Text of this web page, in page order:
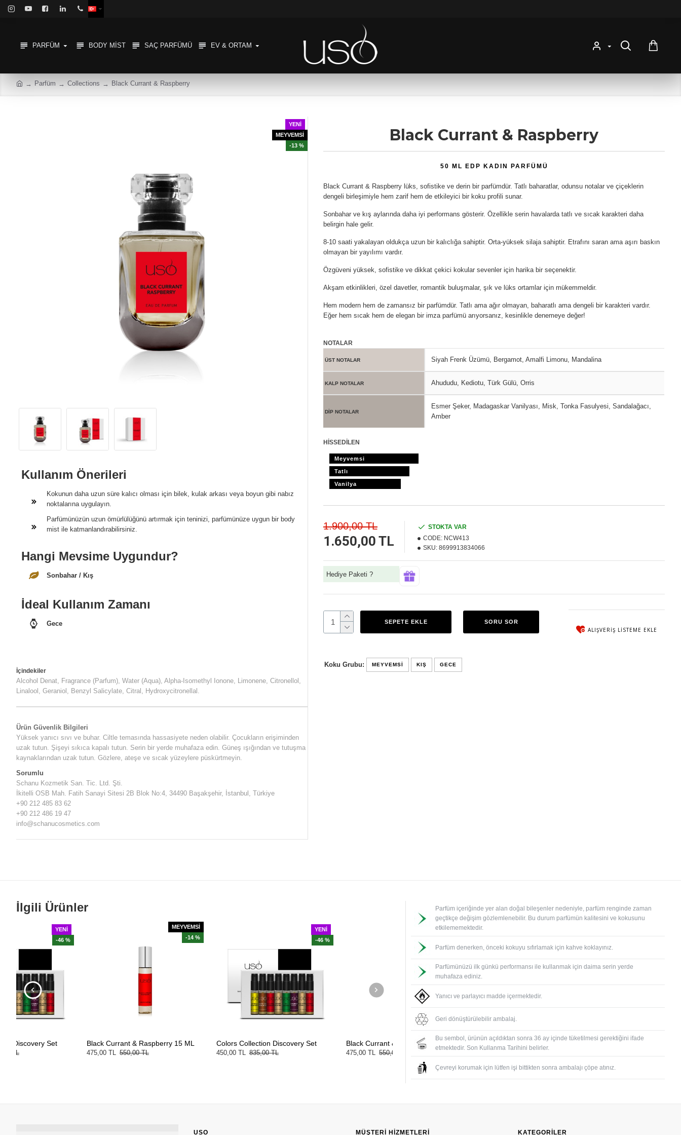
PARFÜM BODY MIST SAÇ PARFÜMÜ EV & ORTAM
Parfüm Collections Black Currant & Raspberry
YENI
MEYVEMSİ
-13 %
Kullanım Önerileri
Kokunun daha uzun süre kalıcı olması için bilek, kulak arkası veya boyun gibi nabız
noktalarına uygulayın.
Parfümünüzün uzun ömürlülüğünü artırmak için teninizi, parfümünüze uygun bir body
mist ile katmanlandırabilirsiniz.
Ürün Güvenlik Bilgileri
Yüksek yanıcı sıvı ve buhar. Ciltle temasında hassasiyete neden olabilir. Çocukların erişiminden
uzak tutun. Şişeyi sıkıca kapalı tutun. Serin bir yerde muhafaza edin. Güneş ışığından ve tutuşma
kaynaklarından uzak tutun. Gözlere, ateşe ve sıcak yüzeylere püskürtmeyin.
Sorumlu
Schanu Kozmetik San. Tic. Ltd. Şti.
İkitelli OSB Mah. Fatih Sanayi Sitesi 2B Blok No:4, 34490 Başakşehir, İstanbul, Türkiye
+90 212 485 83 62
+90 212 486 19 47
info@schanucosmetics.com
Hangi Mevsime Uygundur?
Sonbahar / Kış
İdeal Kullanım Zamanı
Gece
İçindekiler
Alcohol Denat, Fragrance (Parfum), Water (Aqua), Alpha-Isomethyl Ionone, Limonene, Citronellol,
Linalool, Geraniol, Benzyl Salicylate, Citral, Hydroxycitronellal.
Black Currant & Raspberry
Black Currant & Raspberry lüks, sofistike ve derin bir parfümdür. Tatlı baharatlar, odunsu notalar ve çiçeklerin
dengeli birleşimiyle hem zarif hem de etkileyici bir koku profili sunar.
Sonbahar ve kış aylarında daha iyi performans gösterir. Özellikle serin havalarda tatlı ve sıcak karakteri daha
belirgin hale gelir.
8-10 saati yakalayan oldukça uzun bir kalıclığa sahiptir. Orta-yüksek silaja sahiptir. Etrafını saran ama aşırı baskın
olmayan bir yayılımı vardır.
Özgüveni yüksek, sofistike ve dikkat çekici kokular sevenler için harika bir seçenektir.
Akşam etkinlikleri, özel davetler, romantik buluşmalar, şık ve lüks ortamlar için mükemmeldir.
Hem modern hem de zamansız bir parfümdür. Tatlı ama ağır olmayan, baharatlı ama dengeli bir karakteri vardır.
Eğer hem sıcak hem de elegan bir imza parfümü arıyorsanız, kesinlikle denemeye değer!
NOTALAR
ÜST NOTALAR Siyah Frenk Üzümü, Bergamot, Amalfi Limonu, Mandalina
KALP NOTALAR Ahududu, Kediotu, Türk Gülü, Orris
DİP NOTALAR
Esmer Şeker, Madagaskar Vanilyası, Misk, Tonka Fasulyesi, Sandalağacı,
Amber
HİSSEDİLEN
Meyvemsi
Tatlı
Vanilya
50 ML EDP KADIN PARFÜMÜ
1.650,00 TL
1.900,00 TL
STOKTA VAR
CODE: NCW413
SKU: 8699913834066
Hediye Paketi ?
SEPETE EKLE SORU SOR
ALIŞVERIŞ LISTEME EKLE
Koku Grubu: MEYVEMSI KIŞ GECE
İlgili Ürünler
Set Black Currant & Raspberry 15 ML
550,00 TL
Colors Collection Discovery Set
835,00 TL
MEYVEMSİ
Black Currant & Raspberry 15 ML
550,00 TL
Parfüm içeriğinde yer alan doğal bileşenler nedeniyle, parfüm renginde zaman
geçtikçe değişim gözlemlenebilir. Bu durum parfümün kalitesini ve kokusunu
etkilememektedir.
Parfüm denerken, önceki kokuyu sıfırlamak için kahve koklayınız.
Parfümünüzü ilk günkü performansı ile kullanmak için daima serin yerde
muhafaza ediniz.
Yanıcı ve parlayıcı madde içermektedir.
Geri dönüştürülebilir ambalaj.
Bu sembol, ürünün açıldıktan sonra 36 ay içinde tüketilmesi gerektiğini ifade
etmektedir. Son Kullanma Tarihini belirler.
Çevreyi korumak için lütfen işi bittikten sonra ambalajı çöpe atınız.
USO MÜŞTERI HIZMETLERI KATEGORİLER